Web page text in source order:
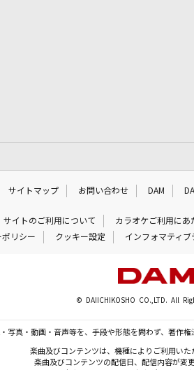
サイトマップ お問い合わせ DAM
サイトのご利用について カラオケご利用にあ
リシー
クッキー設定 インフォマティ
© DAIICHIKOSHO CO.,LTD. All
写真・動画・音声等を、手段や形態を問わず、著作
楽曲及びコンテンツは、機種によりご利用いた
楽曲及びコンテンツの配信日、配信内容が変